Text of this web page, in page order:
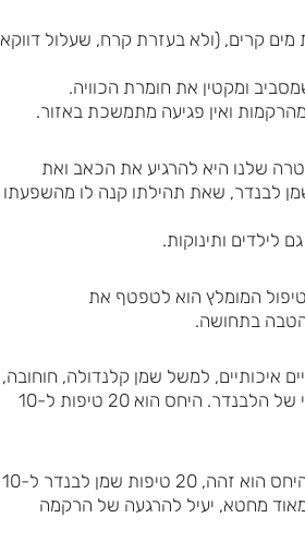
קרים, (ולא בעזרת קרח, שעלול דווקא
ומקטין את חומרת הכוויה.
ואין פגיעה מתמשכת באזור.
שלנו היא להרגיע את הכאב ואת
לבנדר, שאת תהילתו קנה לו מהשפעתו
לילדים ותינוקות.
המומלץ הוא לטפטף את
בתחושה.
איכותיים, למשל שמן קלנדולה, חוחובה,
אבליפיחה, או בורג', ולהוסיף להם ויטמין E, והם יעצימו את אפקט הריפוי של הלבנדר. היחס הוא 20 טיפות ל-10
אפשרות נוספת ומאוד מומלצת היא לערבב את השמן לבנדר עם דבש (היחס הוא זהה, 20 טיפות שמן לבנדר ל-10
מאוד מחטא, יעיל להרגעה של הרקמה